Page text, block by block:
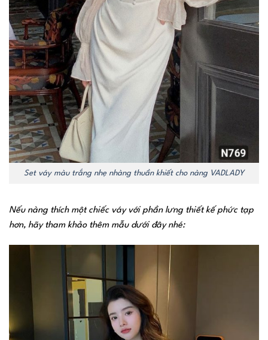
Set váy màu trắng nhẹ nhàng thuần khiết cho nàng VADLADY
Nếu nàng thích một chiếc váy với phần lưng thiết kế phức tạp
hơn, hãy tham khảo thêm mẫu dưới đây nhé: